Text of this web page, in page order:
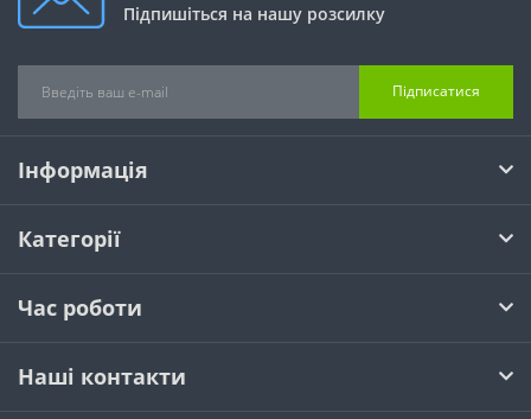
Підпишіться на нашу розсилку
Підписатися
Інформація
Категорії
Час роботи
Наші контакти